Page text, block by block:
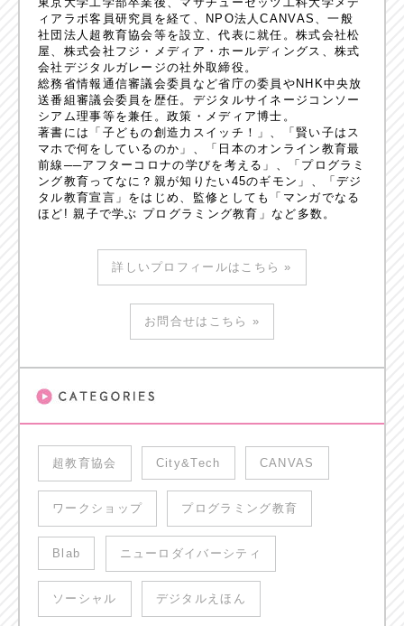
ィアラボ客員研究員を経て、NPO法人CANVAS、一般
社団法人超教育協会等を設立、代表に就任。株式会社松
屋、株式会社フジ・メディア・ホールディングス、株式
会社デジタルガレージの社外取締役。
総務省情報通信審議会委員など省庁の委員やNHK中央放
送番組審議会委員を歴任。デジタルサイネージコンソー
シアム理事等を兼任。政策・メディア博士。
著書には「子どもの創造力スイッチ！」、「賢い子はス
マホで何をしているのか」、「日本のオンライン教育最
前線──アフターコロナの学びを考える」、「プログラミ
ング教育ってなに？親が知りたい45のギモン」、「デジ
タル教育宣言」をはじめ、監修としても「マンガでなる
ほど! 親子で学ぶ プログラミング教育」など多数。
詳しいプロフィールはこちら »
お問合せはこちら »
超教育協会 City&Tech CANVAS
ワークショップ プログラミング教育
Blab ニューロダイバーシティ
ソーシャル デジタルえほん